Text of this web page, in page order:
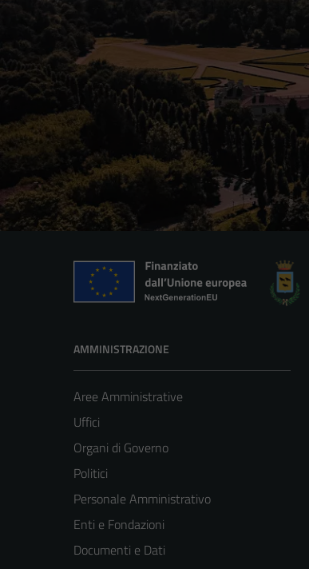
AMMINISTRAZIONE
Aree Amministrative
Uffici
Organi di Governo
Politici
Personale Amministrativo
Enti e Fondazioni
Documenti e Dati